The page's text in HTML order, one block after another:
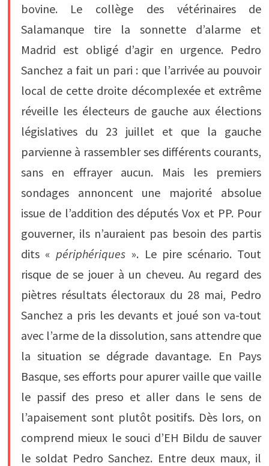
bovine. Le collège des vétérinaires de
Salamanque tire la sonnette d’alarme et
Madrid est obligé d’agir en urgence. Pedro
Sanchez a fait un pari : que l’arrivée au pouvoir
local de cette droite décomplexée et extrême
réveille les électeurs de gauche aux élections
législatives du 23 juillet et que la gauche
parvienne à rassembler ses différents courants,
sans en effrayer aucun. Mais les premiers
sondages annoncent une majorité absolue
issue de l’addition des députés Vox et PP. Pour
gouverner, ils n’auraient pas besoin des partis
dits « périphériques ». Le pire scénario. Tout
risque de se jouer à un cheveu. Au regard des
piètres résultats électoraux du 28 mai, Pedro
Sanchez a pris les devants et joué son va-tout
avec l’arme de la dissolution, sans attendre que
la situation se dégrade davantage. En Pays
Basque, ses efforts pour apurer vaille que vaille
le passif des preso et aller dans le sens de
l’apaisement sont plutôt positifs. Dès lors, on
comprend mieux le souci d’EH Bildu de sauver
le soldat Pedro Sanchez. Entre deux maux, il